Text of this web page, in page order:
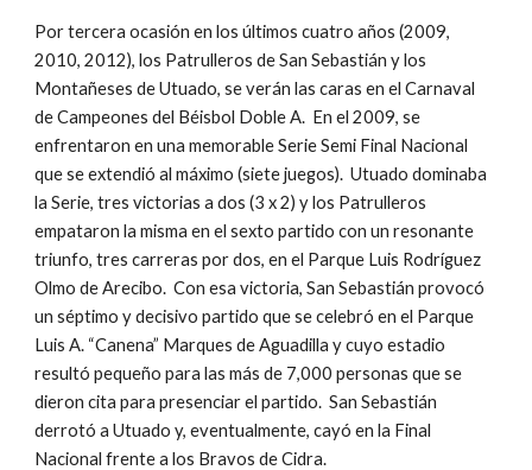
Por tercera ocasión en los últimos cuatro años (2009,
2010, 2012), los Patrulleros de San Sebastián y los
Montañeses de Utuado, se verán las caras en el Carnaval
de Campeones del Béisbol Doble A.  En el 2009, se
enfrentaron en una memorable Serie Semi Final Nacional
que se extendió al máximo (siete juegos).  Utuado dominaba
la Serie, tres victorias a dos (3 x 2) y los Patrulleros
empataron la misma en el sexto partido con un resonante
triunfo, tres carreras por dos, en el Parque Luis Rodríguez
Olmo de Arecibo.  Con esa victoria, San Sebastián provocó
un séptimo y decisivo partido que se celebró en el Parque
Luis A. “Canena” Marques de Aguadilla y cuyo estadio
resultó pequeño para las más de 7,000 personas que se
dieron cita para presenciar el partido.  San Sebastián
derrotó a Utuado y, eventualmente, cayó en la Final
Nacional frente a los Bravos de Cidra.